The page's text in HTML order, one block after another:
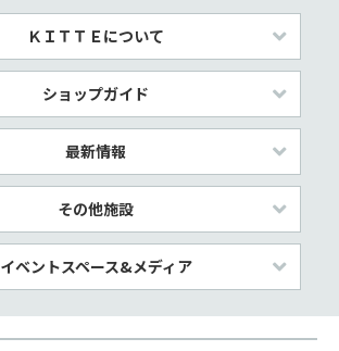
ＫＩＴＴＥについて
ショップガイド
最新情報
その他施設
イベントスペース&メディア